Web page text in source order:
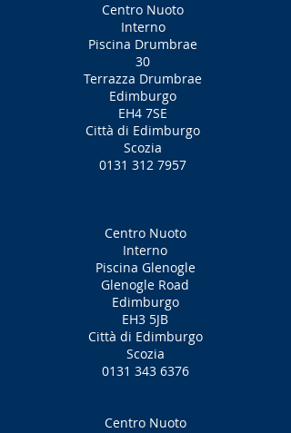
Centro Nuoto
Interno
Piscina Drumbrae
30
Terrazza Drumbrae
Edimburgo
EH4 7SE
Città di Edimburgo
Scozia
0131 312 7957
Centro Nuoto
Interno
Piscina Glenogle
Glenogle Road
Edimburgo
EH3 5JB
Città di Edimburgo
Scozia
0131 343 6376
Centro Nuoto